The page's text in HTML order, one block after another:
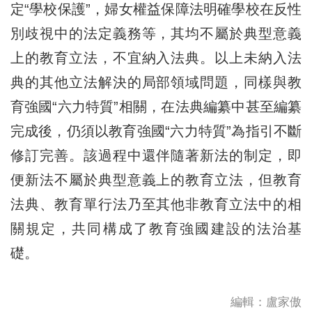
定“學校保護”，婦女權益保障法明確學校在反性
別歧視中的法定義務等，其均不屬於典型意義
上的教育立法，不宜納入法典。以上未納入法
典的其他立法解決的局部領域問題，同樣與教
育強國“六力特質”相關，在法典編纂中甚至編纂
完成後，仍須以教育強國“六力特質”為指引不斷
修訂完善。該過程中還伴隨著新法的制定，即
便新法不屬於典型意義上的教育立法，但教育
法典、教育單行法乃至其他非教育立法中的相
關規定，共同構成了教育強國建設的法治基
礎。
編輯：盧家傲